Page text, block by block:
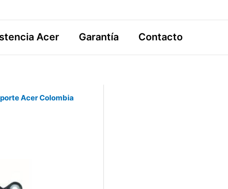
Acer Garantía Contacto
Acer Colombia